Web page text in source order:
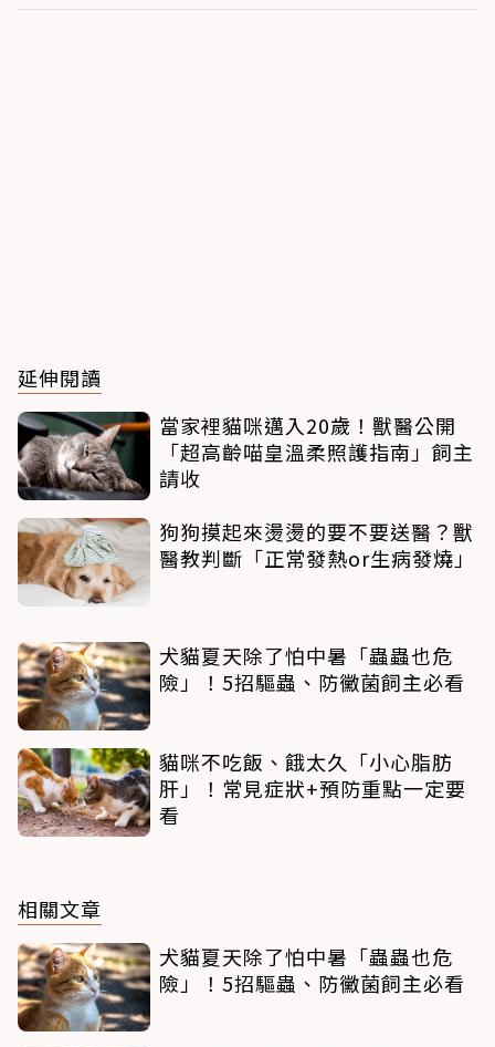
延伸閱讀
當家裡貓咪邁入20歲！獸醫公開
「超高齡喵皇溫柔照護指南」飼主
請收
狗狗摸起來燙燙的要不要送醫？獸
醫教判斷「正常發熱or生病發燒」
犬貓夏天除了怕中暑「蟲蟲也危
險」！5招驅蟲、防黴菌飼主必看
貓咪不吃飯、餓太久「小心脂肪
肝」！常見症狀+預防重點一定要
看
相關文章
犬貓夏天除了怕中暑「蟲蟲也危
險」！5招驅蟲、防黴菌飼主必看